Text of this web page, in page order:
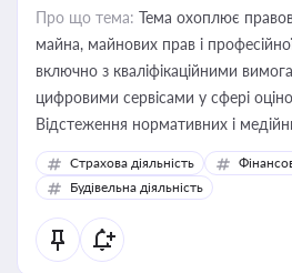
Про що тема: Тема охоплює
майна, майнових прав і
включно з кваліфікаційними
цифровими сервісами у сфері
Відстеження нормативних і
корисне для власника бізнесу,
бухгалтера під час оподаткування,
державного майна, корпоративних
статусу суб'єктів оціночної
Страхова діяльність
Будівельна діяльність